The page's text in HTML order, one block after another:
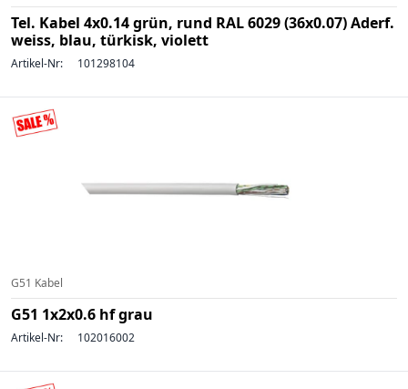
Tel. Kabel 4x0.14 grün, rund RAL 6029 (36x0.07) Aderf.
weiss, blau, türkisk, violett
Artikel-Nr: 101298104
G51 Kabel
G51 1x2x0.6 hf grau
Artikel-Nr: 102016002